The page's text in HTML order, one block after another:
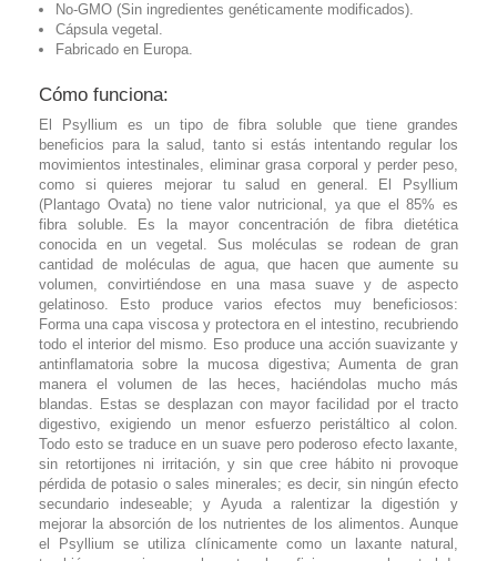
No-GMO (Sin ingredientes genéticamente modificados).
Cápsula vegetal.
Fabricado en Europa.
Cómo funciona:
El Psyllium es un tipo de fibra soluble que tiene grandes
beneficios para la salud, tanto si estás intentando regular los
movimientos intestinales, eliminar grasa corporal y perder peso,
como si quieres mejorar tu salud en general. El Psyllium
(Plantago Ovata) no tiene valor nutricional, ya que el 85% es
fibra soluble. Es la mayor concentración de fibra dietética
conocida en un vegetal. Sus moléculas se rodean de gran
cantidad de moléculas de agua, que hacen que aumente su
volumen, convirtiéndose en una masa suave y de aspecto
gelatinoso. Esto produce varios efectos muy beneficiosos:
Forma una capa viscosa y protectora en el intestino, recubriendo
todo el interior del mismo. Eso produce una acción suavizante y
antinflamatoria sobre la mucosa digestiva; Aumenta de gran
manera el volumen de las heces, haciéndolas mucho más
blandas. Estas se desplazan con mayor facilidad por el tracto
digestivo, exigiendo un menor esfuerzo peristáltico al colon.
Todo esto se traduce en un suave pero poderoso efecto laxante,
sin retortijones ni irritación, y sin que cree hábito ni provoque
pérdida de potasio o sales minerales; es decir, sin ningún efecto
secundario indeseable; y Ayuda a ralentizar la digestión y
mejorar la absorción de los nutrientes de los alimentos. Aunque
el Psyllium se utiliza clínicamente como un laxante natural,